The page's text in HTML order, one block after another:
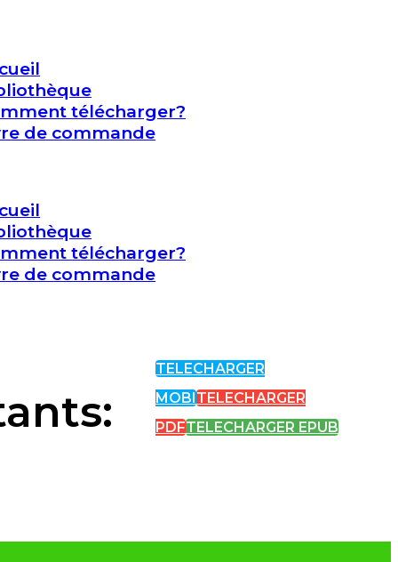
télécharger?
de commande
télécharger?
de commande
TELECHARGER
MOBITELECHARGER
PDFTELECHARGER EPUB